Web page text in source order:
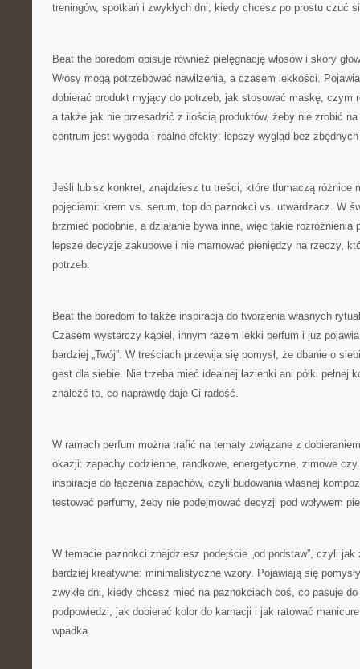
treningów, spotkań i zwykłych dni, kiedy chcesz po prostu czuć
Beat the boredom opisuje również pielęgnację włosów i skóry
Włosy mogą potrzebować nawilżenia, a czasem lekkości.
dobierać produkt myjący do potrzeb, jak stosować maskę, czym
a także jak nie przesadzić z ilością produktów, żeby nie zrobić na
centrum jest wygoda i realne efekty: lepszy wygląd bez
Jeśli lubisz konkret, znajdziesz tu treści, które tłumaczą różnice
pojęciami: krem vs. serum, top do paznokci vs. utwardzacz. W
brzmieć podobnie, a działanie bywa inne, więc takie rozróżnienia
lepsze decyzje zakupowe i nie marnować pieniędzy na rzeczy,
potrzeb.
Beat the boredom to także inspiracja do tworzenia własnych
Czasem wystarczy kąpiel, innym razem lekki perfum i już
bardziej „Twój”. W treściach przewija się pomysł, że dbanie o
gest dla siebie. Nie trzeba mieć idealnej łazienki ani półki pełnej
znaleźć to, co naprawdę daje Ci radość.
W ramach perfum można trafić na tematy związane z
okazji: zapachy codzienne, randkowe, energetyczne, zimowe
inspiracje do łączenia zapachów, czyli budowania własnej
testować perfumy, żeby nie podejmować decyzji pod wpływem
W temacie paznokci znajdziesz podejście „od podstaw”, czyli jak
bardziej kreatywne: minimalistyczne wzory. Pojawiają się
zwykłe dni, kiedy chcesz mieć na paznokciach coś, co pasuje
podpowiedzi, jak dobierać kolor do karnacji i jak ratować
wpadka.